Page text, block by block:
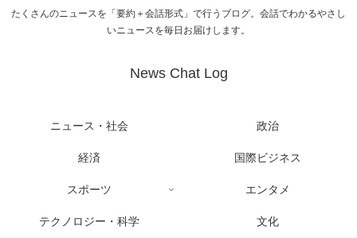
たくさんのニュースを「要約＋会話形式」で行うブログ。会話でわかるやさし
いニュースを毎日お届けします。
News Chat Log
ニュース・社会 政治
経済 国際ビジネス
スポーツ エンタメ
テクノロジー・科学 文化